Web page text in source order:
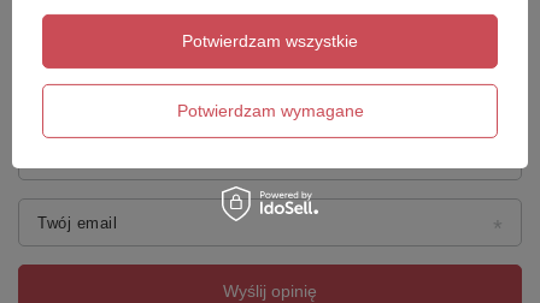
Dodaj własne zdjęcie produktu:
Twój email
Wyślij opinię
Potwierdzam wymagane
Potwierdzam wszystkie